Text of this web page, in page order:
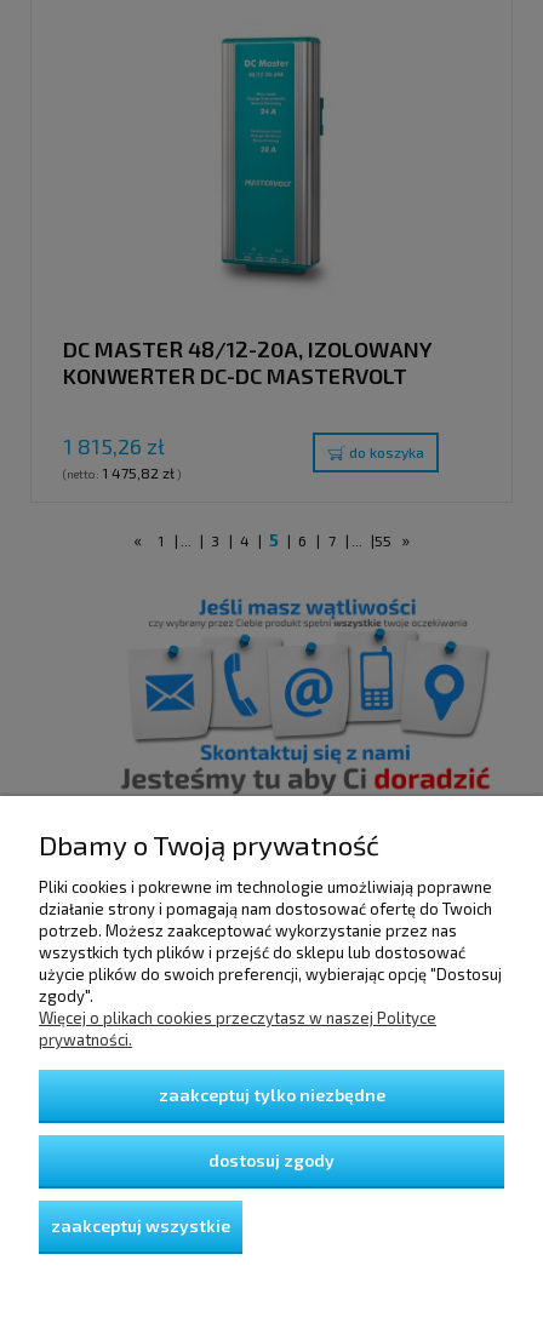
DC MASTER 48/12-20A, IZOLOWANY
KONWERTER DC-DC MASTERVOLT
1 815,26 zł
(netto: 1 475,82 zł)
do koszyka
« 1 | | 3 | 4 | 5 | 6 | 7 | |55 »
POMOC
DOSTAWA I PŁATNOŚCI
GWARANCJA I ZWROTY
O FIRMIE
Dbamy o Twoją prywatność
Pliki cookies i pokrewne im technologie umożliwiają poprawne
działanie strony i pomagają nam dostosować ofertę do Twoich
potrzeb. Możesz zaakceptować wykorzystanie przez nas
wszystkich tych plików i przejść do sklepu lub dostosować
użycie plików do swoich preferencji, wybierając opcję "Dostosuj
zgody".
Więcej o plikach cookies przeczytasz w naszej Polityce
prywatności.
zaakceptuj tylko niezbędne
dostosuj zgody
zaakceptuj wszystkie